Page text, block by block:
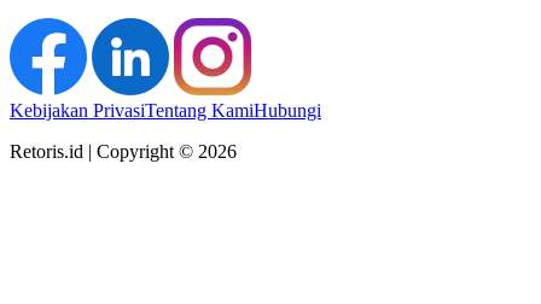
Kebijakan PrivasiTentang KamiHubungi
Retoris.id | Copyright © 2026